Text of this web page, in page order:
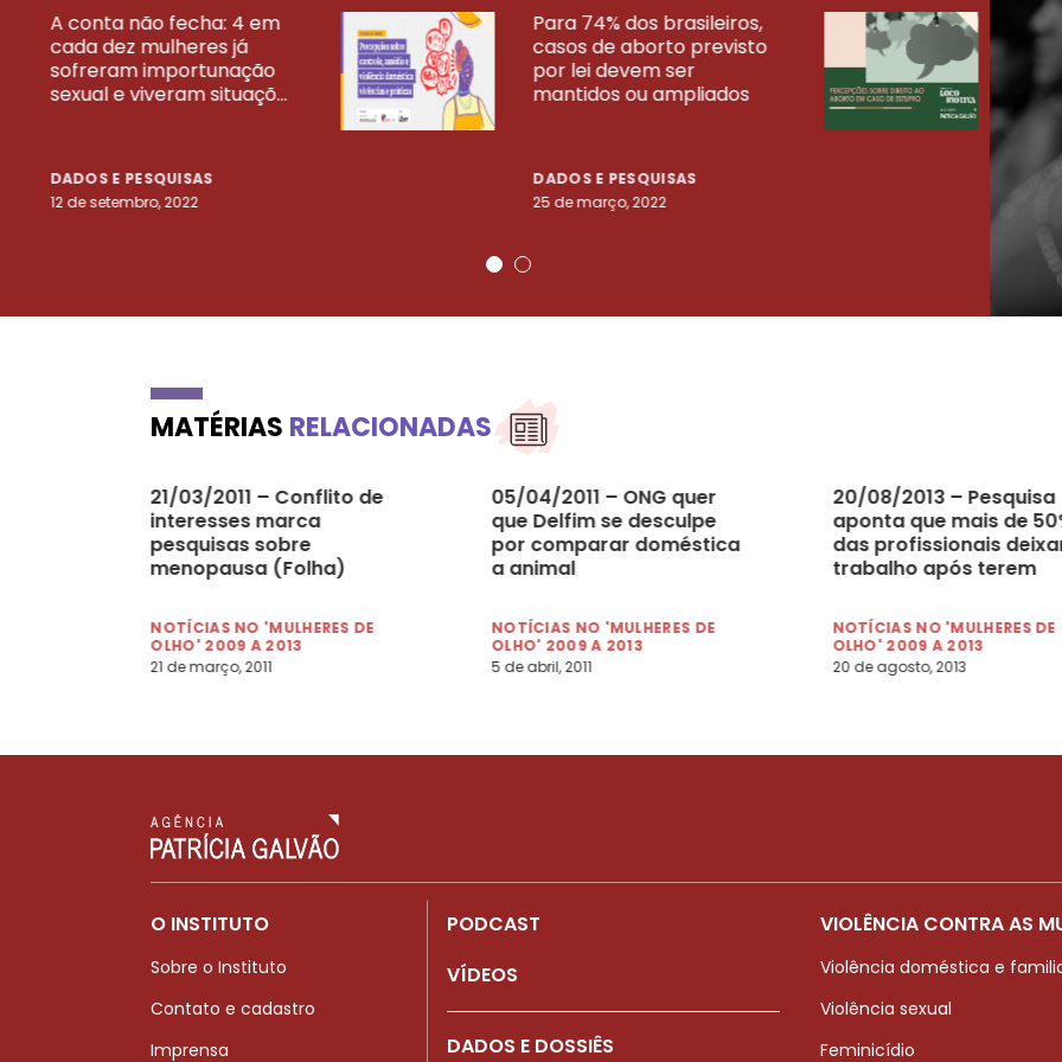
A conta não fecha: 4 em
cada dez mulheres já
sofreram importunação
sexual e viveram situaçõ...
DADOS E PESQUISAS
12 de setembro, 2022
Para 74% dos brasileiros,
casos de aborto previsto
por lei devem ser
mantidos ou ampliados
DADOS E PESQUISAS
25 de março, 2022
23
VEJA MAIS PESQUISAS
MATÉRIAS RELACIONADAS
21/03/2011 – Conflito de
interesses marca
pesquisas sobre
menopausa (Folha)
NOTÍCIAS NO 'MULHERES DE
OLHO' 2009 A 2013
21 de março, 2011
05/04/2011 – ONG quer
que Delfim se desculpe
por comparar doméstica
a animal
NOTÍCIAS NO 'MULHERES DE
OLHO' 2009 A 2013
5 de abril, 2011
20/08/2013 – Pesquisa
aponta que mais de
das profissionais
trabalho após terem
NOTÍCIAS NO 'MULHERES DE
OLHO' 2009 A 2013
20 de agosto, 2013
O INSTITUTO
Sobre o Instituto
Contato e cadastro
Imprensa
PODCAST
VÍDEOS
DADOS E DOSSIÊS
VIOLÊNCIA CONTRA AS
Violência doméstica e
Violência sexual
Feminicídio